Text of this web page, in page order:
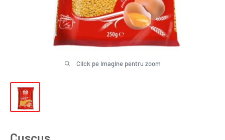
Click pe imagine pentru zoom